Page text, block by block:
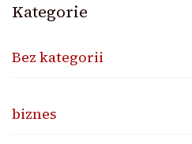
Kategorie
Bez kategorii
biznes